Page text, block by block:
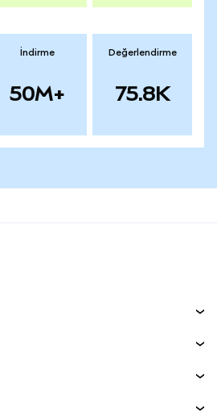
İndirme
50M+
Değerlendirme
75.8K